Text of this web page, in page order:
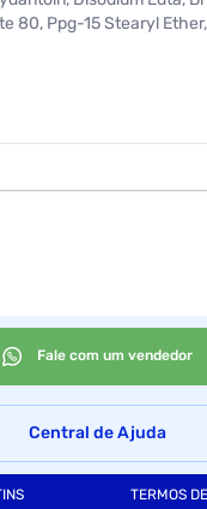
80, Ppg-15 Stearyl
Fale com um vendedor
Central de Ajuda
TERMOS